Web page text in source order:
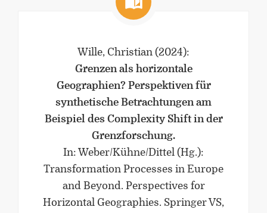
Stv. Leiter des trinationalen Master in
Forschung zu Raum-, Identitäts-,
Praxis-, Grenztheorien und
vergrenzten Lebenswelten
Gründungsmitglied der
Arbeitsgruppen „Cultural Border
Studies” (KWG), „Bordertextures”
(UniGR-CBS) und „LABOR SwissLux“
Gutachter für internationale
Fachzeitschriften und
Fördereinrichtungen
Wille, Christian (2024):
Grenzen als horizontale
Geographien? Perspektiven für
synthetische Betrachtungen am
Beispiel des Complexity Shift in der
Grenzforschung.
In: Weber/Kühne/Dittel (Hg.):
Transformation Processes in Europe
and Beyond. Perspectives for
Horizontal Geographies. Springer VS,